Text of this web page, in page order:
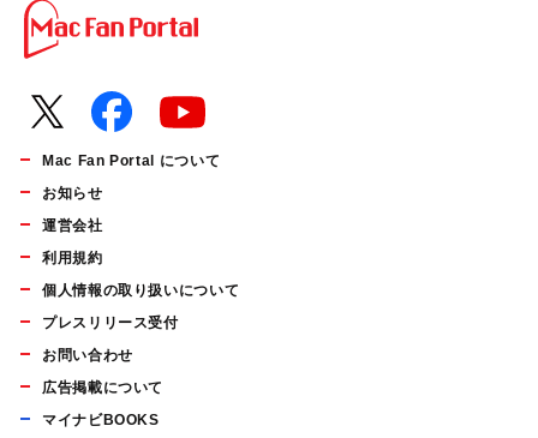
Mac Fan Portal について
お知らせ
運営会社
利用規約
個人情報の取り扱いについて
プレスリリース受付
お問い合わせ
広告掲載について
マイナビBOOKS